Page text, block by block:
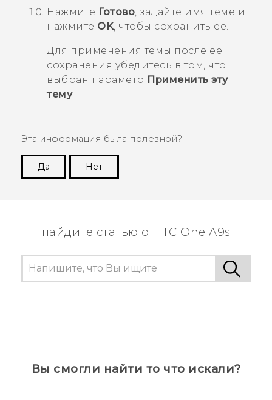
Нажмите Готово , задайте имя теме и
нажмите OK, чтобы сохранить ее.
Для применения темы после ее
сохранения убедитесь в том, что
выбран параметр Применить эту
тему.
Эта информация была полезной?
Да
Нет
найдите статью о HTC One A9s
Вы смогли найти то что искали?